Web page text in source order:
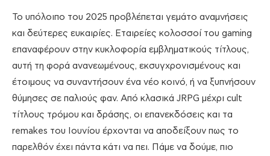
Το υπόλοιπο του 2025 προβλέπεται γεμάτο αναμνήσεις
και δεύτερες ευκαιρίες. Εταιρείες κολοσσοί του gaming
επαναφέρουν στην κυκλοφορία εμβληματικούς τίτλους,
αυτή τη φορά ανανεωμένους, εκσυγχρονισμένους και
έτοιμους να συναντήσουν ένα νέο κοινό, ή να ξυπνήσουν
θύμησες σε παλιούς φαν. Από κλασικά JRPG μέχρι cult
τίτλους τρόμου και δράσης, οι επανεκδόσεις και τα
remakes του Ιουνίου έρχονται να αποδείξουν πως το
παρελθόν έχει πάντα κάτι να πει. Πάμε να δούμε, πιο